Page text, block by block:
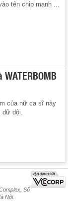
tên chip mạnh ...
của nữ ca sĩ này
dội.
Số
Nội.